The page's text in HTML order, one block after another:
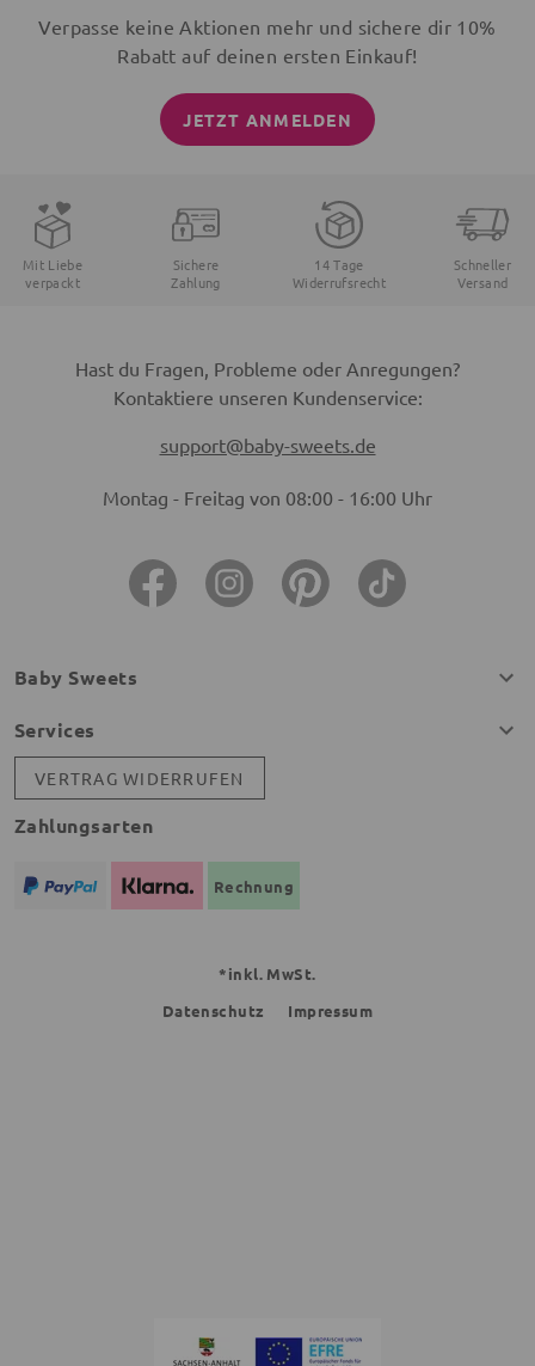
Verpasse keine Aktionen mehr und sichere dir 10%
Rabatt auf deinen ersten Einkauf!
JETZT ANMELDEN
Mit Liebe
verpackt
Sichere
Zahlung
14 Tage
Widerrufsrecht
Schneller
Versand
Hast du Fragen, Probleme oder Anregungen?
Kontaktiere unseren Kundenservice:
support@baby-sweets.de
Montag - Freitag von 08:00 - 16:00 Uhr
Baby Sweets
Services
VERTRAG WIDERRUFEN
Zahlungsarten
Rechnung
*inkl. MwSt.
Datenschutz
Impressum